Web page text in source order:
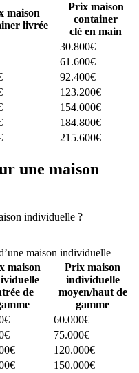
maison
livrée
Prix maison
container
clé en main
30.800€
61.600€
92.400€
123.200€
154.000€
184.800€
215.600€
une maison
individuelle ?
maison individuelle
maison
de
Prix maison
individuelle
moyen/haut de
gamme
60.000€
75.000€
120.000€
150.000€